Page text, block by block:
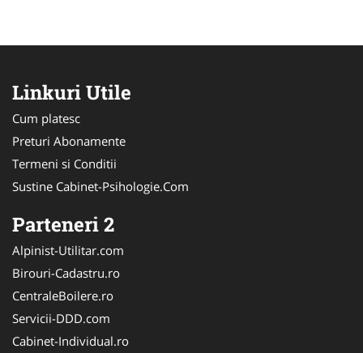
Linkuri Utile
Cum platesc
Preturi Abonamente
Termeni si Conditii
Sustine Cabinet-Psihologie.Com
Parteneri 2
Alpinist-Utilitar.com
Birouri-Cadastru.ro
CentraleBoilere.ro
Servicii-DDD.com
Cabinet-Individual.ro